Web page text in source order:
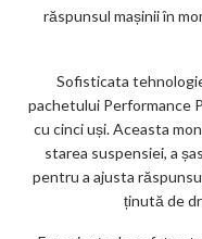
răspunsul mașinii în
Sofisticata
pachetului Performance
cu cinci uși. Aceasta
starea suspensiei, a
pentru a ajusta
ținută de